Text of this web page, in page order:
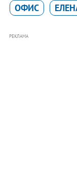
ОФИС
РЕКЛАМА